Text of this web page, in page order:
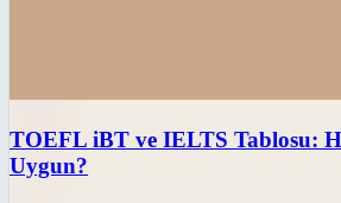
TOEFL iBT ve IELTS Tablosu:
Uygun?